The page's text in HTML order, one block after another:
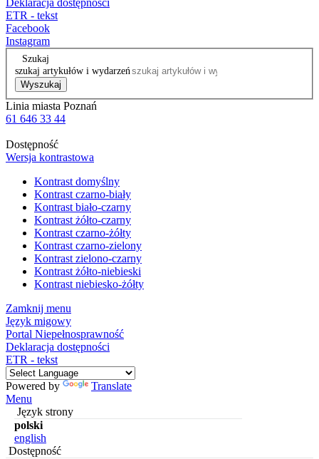
ETR - tekst
Facebook
Instagram
Szukaj
szukaj artykułów i wydarzeń
Wyszukaj
Linia miasta Poznań
61 646 33 44
Dostępność
Wersja kontrastowa
Kontrast domyślny
Kontrast czarno-biały
Kontrast biało-czarny
Kontrast żółto-czarny
Kontrast czarno-żółty
Kontrast czarno-zielony
Kontrast zielono-czarny
Kontrast żółto-niebieski
Kontrast niebiesko-żółty
Zamknij menu
Język migowy
Portal Niepełnosprawność
Deklaracja dostępności
ETR - tekst
Powered by
Translate
Menu
Język strony
polski
english
Dostępność